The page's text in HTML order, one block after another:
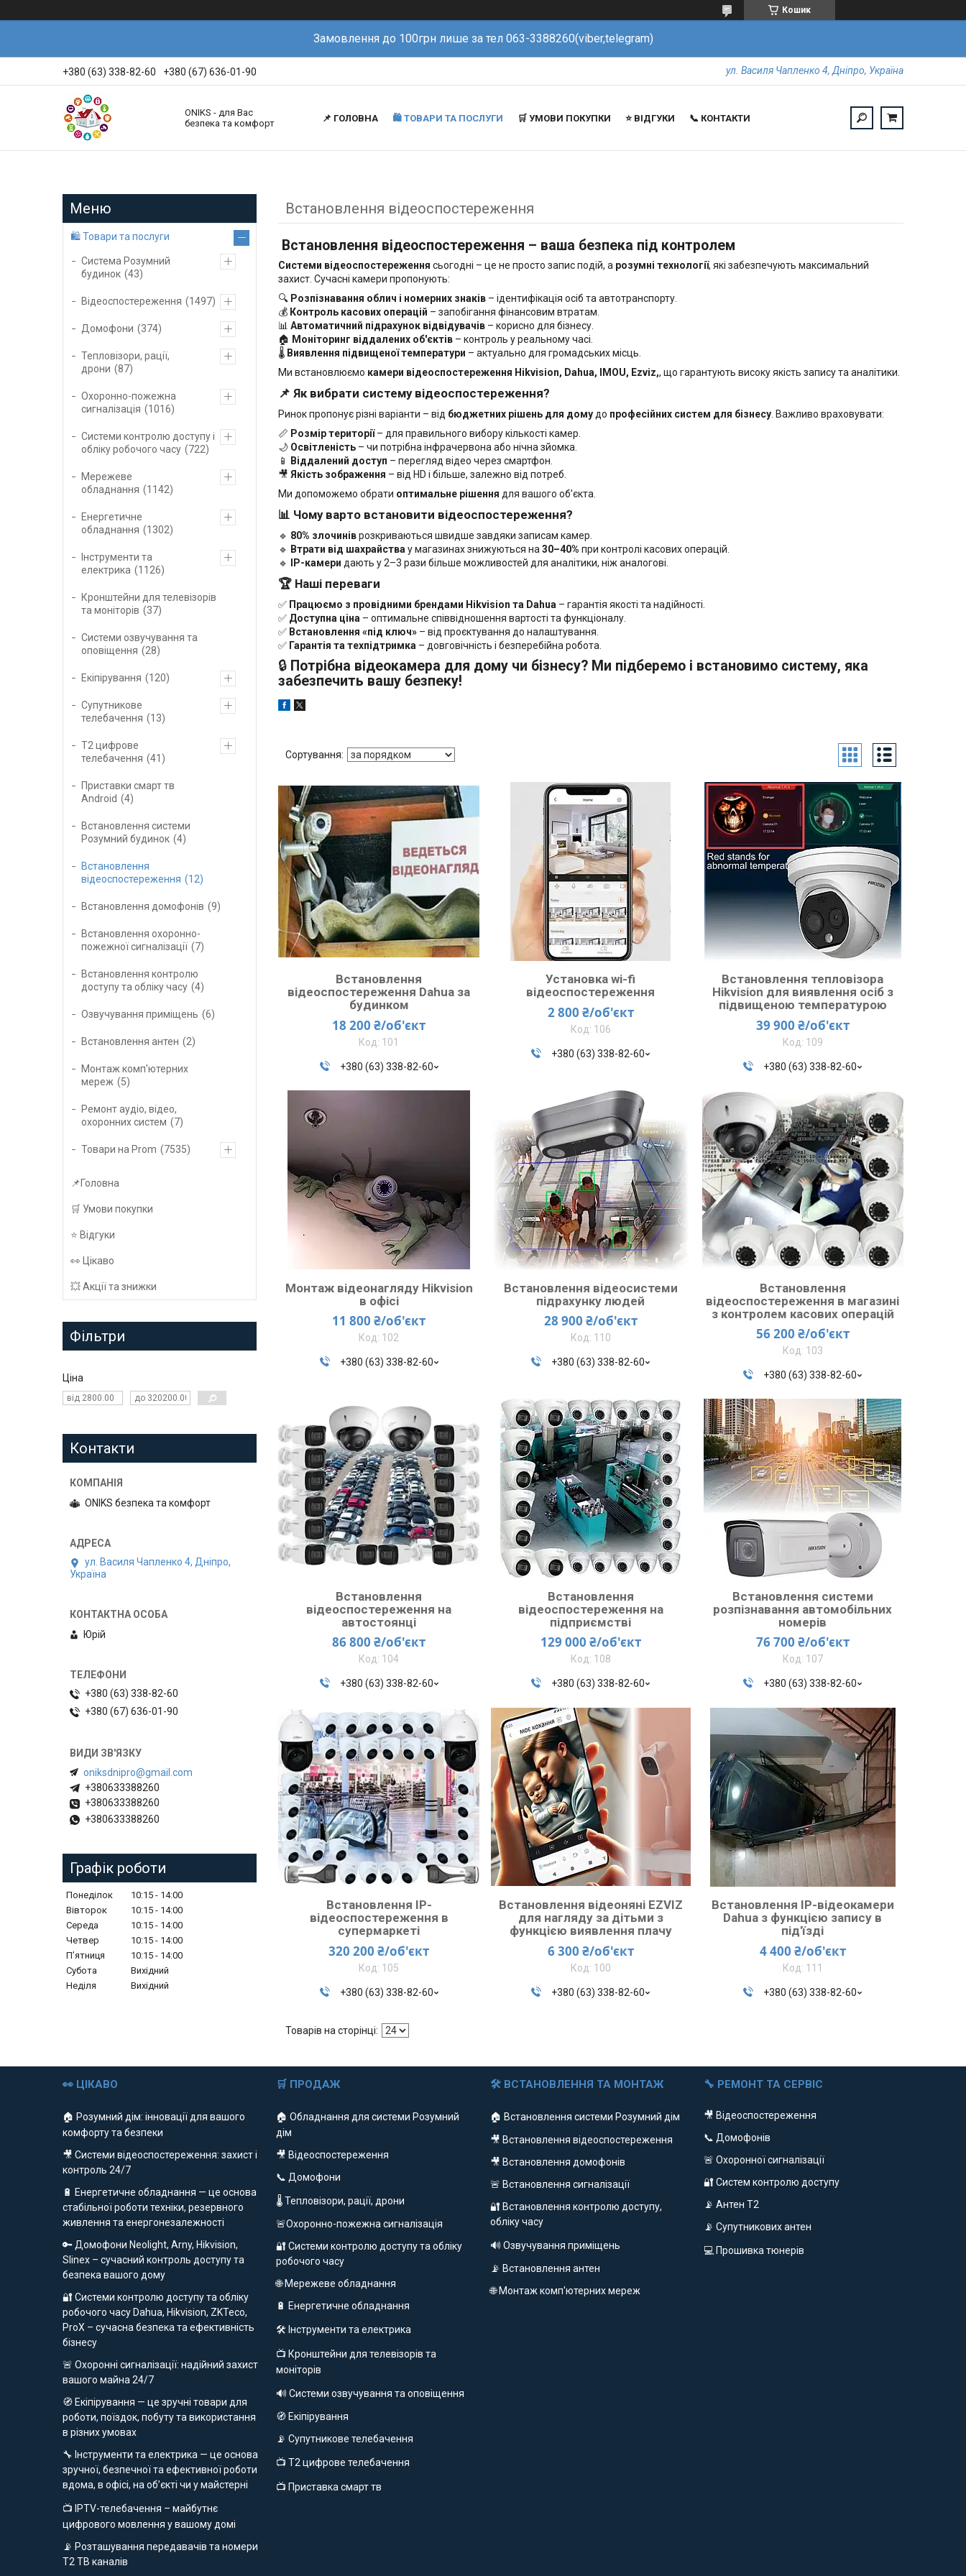
Кошик
Замовлення до 100грн лише за тел 063-3388260(viber,telegram)
+380 (63) 338-82-60 +380 (67) 636-01-90 ул. Василя Чапленко 4, Дніпро, Україна
ONIKS - для Вас
безпека та комфорт
📌 ГОЛОВНА 🛍️ ТОВАРИ ТА ПОСЛУГИ 🛒 УМОВИ ПОКУПКИ ⭐️ ВІДГУКИ 📞 КОНТАКТИ
Встановлення відеоспостереження
Встановлення відеоспостереження – ваша безпека під контролем
Системи відеоспостереження сьогодні – це не просто запис подій, а розумні технології, які забезпечують максимальний
захист. Сучасні камери пропонують:
🔍 Розпізнавання облич і номерних знаків – ідентифікація осіб та автотранспорту.
💰 Контроль касових операцій – запобігання фінансовим втратам.
📊 Автоматичний підрахунок відвідувачів – корисно для бізнесу.
🏠 Моніторинг віддалених об'єктів – контроль у реальному часі.
🌡 Виявлення підвищеної температури – актуально для громадських місць.
Ми встановлюємо камери відеоспостереження Hikvision, Dahua, IMOU, Ezviz,, що гарантують високу якість запису та аналітики.
📌 Як вибрати систему відеоспостереження?
Ринок пропонує різні варіанти – від бюджетних рішень для домудо професійних систем для бізнесу. Важливо враховувати:
📏 Розмір території– для правильного вибору кількості камер.
🌙 Освітленість – чи потрібна інфрачервона або нічна зйомка.
📱
Віддалений доступ – перегляд відео через смартфон.
🎥 Якість зображення – від HD і більше, залежно від потреб.
Ми допоможемо обрати оптимальне рішення для вашого об’єкта.
📊 Чому варто встановити відеоспостереження?
🔹 80% злочиніврозкриваються швидше завдяки записам камер.
🔹 Втрати від шахрайствау магазинах знижуються на30–40% при контролі касових операцій.
🔹
IP-камери дають у 2–3 рази більше можливостей для аналітики, ніж аналогові.
🏆 Наші переваги
✅ Працюємо з провідними брендами Hikvision та Dahua – гарантія якості та надійності.
✅ Доступна ціна – оптимальне співвідношення вартості та функціоналу.
✅ Встановлення «під ключ» – від проєктування до налаштування.
✅ Гарантія та техпідтримка – довговічність і безперебійна робота.
🔒 Потрібна відеокамера для дому чи бізнесу? Ми підберемо і встановимо систему, яка
забезпечить вашу безпеку!
Встановлення
відеоспостереження Dahua за
будинком
18 200 ₴/об'єкт
101
+380 (63) 338-82-60
Установка wi-fi
відеоспостереження
2 800 ₴/об'єкт
106
+380 (63) 338-82-60
Встановлення тепловізора
Hikvision для виявлення осіб з
підвищеною температурою
39 900 ₴/об'єкт
109
+380 (63) 338-82-60
Монтаж відеонагляду Hikvision
в офісі
11 800 ₴/об'єкт
102
+380 (63) 338-82-60
Встановлення відеосистеми
підрахунку людей
28 900 ₴/об'єкт
110
+380 (63) 338-82-60
Встановлення
відеоспостереження в магазині
з контролем касових операцій
56 200 ₴/об'єкт
103
+380 (63) 338-82-60
Встановлення
відеоспостереження на
автостоянці
86 800 ₴/об'єкт
104
+380 (63) 338-82-60
Встановлення
відеоспостереження на
підприємстві
129 000 ₴/об'єкт
108
+380 (63) 338-82-60
Встановлення системи
розпізнавання автомобільних
номерів
76 700 ₴/об'єкт
107
+380 (63) 338-82-60
Встановлення IP-
відеоспостереження в
супермаркеті
320 200 ₴/об'єкт
105
+380 (63) 338-82-60
Встановлення відеоняні EZVIZ
для нагляду за дітьми з
функцією виявлення плачу
6 300 ₴/об'єкт
100
+380 (63) 338-82-60
Встановлення IP-відеокамери
Dahua з функцією запису в
під'їзді
4 400 ₴/об'єкт
111
+380 (63) 338-82-60
🛍️ Товари та послуги
Система Розумний
будинок
43
Відеоспостереження 1497
Домофони 374
Тепловізори, рації,
дрони
87
Охоронно-пожежна
сигналізація
1016
Системи контролю доступу і
обліку робочого часу
722
Мережеве
обладнання
1142
Енергетичне
обладнання
1302
Інструменти та
електрика
1126
Кронштейни для телевізорів
та моніторів
37
Системи озвучування та
оповіщення
28
Екіпірування 120
Супутникове
телебачення
13
Т2 цифрове
телебачення
41
Приставки смарт тв
Android
4
Встановлення системи
Розумний будинок
4
Встановлення
відеоспостереження
12
Встановлення домофонів 9
Встановлення охоронно-
пожежної сигналізації
7
Встановлення контролю
доступу та обліку часу
4
Озвучування приміщень 6
Встановлення антен 2
Монтаж комп'ютерних
мереж
5
Ремонт аудіо, відео,
охоронних систем
7
Товари на Prom 7535
📌Головна
🛒 Умови покупки
⭐️ Відгуки
👀 Цікаво
💥 Акції та знижки
Фільтри
Ціна
Контакти
ONIKS безпека та комфорт
ул. Василя Чапленко 4, Дніпро,
Україна
Юрій
+380 (63) 338-82-60
+380 (67) 636-01-90
oniksdnipro@gmail.com
+380633388260
+380633388260
+380633388260
Графік роботи
Понеділок 10:15
14:00
Вівторок
10:15
14:00
Середа
10:15
14:00
Четвер
10:15
14:00
Пʼятниця
10:15
14:00
Субота
Вихідний
Неділя
Вихідний
👀 ЦІКАВО
🏠 Розумний дім: інновації для вашого
комфорту та безпеки
🎥 Системи відеоспостереження: захист і
контроль 24/7
🔋 Енергетичне обладнання — це основа
стабільної роботи техніки, резервного
живлення та енергонезалежності
🔑 Домофони Neolight, Arny, Hikvision,
Slinex – сучасний контроль доступу та
безпека вашого дому
🔐 Системи контролю доступу та обліку
робочого часу Dahua, Hikvision, ZKTeco,
ProX – сучасна безпека та ефективність
бізнесу
🚨 Охоронні сигналізації: надійний захист
вашого майна 24/7
🧭 Екіпірування — це зручні товари для
роботи, поїздок, побуту та використання
в різних умовах
🔧 Інструменти та електрика — це основа
зручної, безпечної та ефективної роботи
вдома, в офісі, на об’єкті чи у майстерні
📺 IPTV-телебачення – майбутнє
цифрового мовлення у вашому домі
📡 Розташування передавачів та номери
Т2 ТВ каналів
🛒 ПРОДАЖ
🏠 Обладнання для системи Розумний
дім
🎥 Відеоспостереження
📞 Домофони
🌡 Тепловізори, рації, дрони
🚨Охоронно-пожежна сигналізація
🔐 Системи контролю доступу та обліку
робочого часу
🌐 Мережеве обладнання
🔋 Енергетичне обладнання
🛠️ Інструменти та електрика
📺 Кронштейни для телевізорів та
моніторів
🔊 Системи озвучування та оповіщення
🧭 Екіпірування
📡 Супутникове телебачення
📺 Т2 цифрове телебачення
📺 Приставка смарт тв
🛠 ВСТАНОВЛЕННЯ ТА МОНТАЖ
🏠 Встановлення системи Розумний дім
🎥 Встановлення відеоспостереження
🎥 Встановлення домофонів
🚨 Встановлення сигналізації
🔐 Встановлення контролю доступу,
обліку часу
🔊 Озвучування приміщень
📡 Встановлення антен
🌐 Монтаж комп'ютерних мереж
🔧 РЕМОНТ ТА СЕРВІС
🎥 Відеоспостереження
📞 Домофонів
🚨 Охоронної сигналізації
🔐 Систем контролю доступу
📡 Антен Т2
📡 Супутникових антен
💻 Прошивка тюнерів